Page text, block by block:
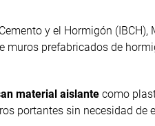
y el Hormigón
prefabricados de
material aislante como
portantes sin necesidad de